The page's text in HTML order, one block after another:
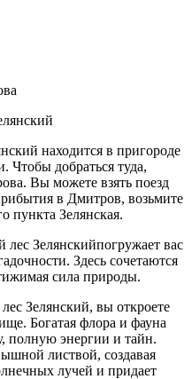
находится в пригороде
Чтобы добраться туда,
Вы можете взять поезд
в Дмитров, возьмите
пункта Зелянская.
Зелянскийпогружает вас
Здесь сочетаются
сила природы.
Зелянский, вы откроете
Богатая флора и фауна
полную энергии и тайн.
листвой, создавая
лучей и придает